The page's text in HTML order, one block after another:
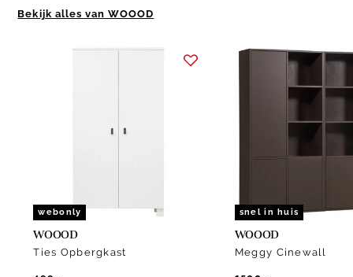
Bekijk alles van WOOOD
webonly
WOOOD
Ties Opbergkast
snel in huis
WOOOD
Meggy Cinewall